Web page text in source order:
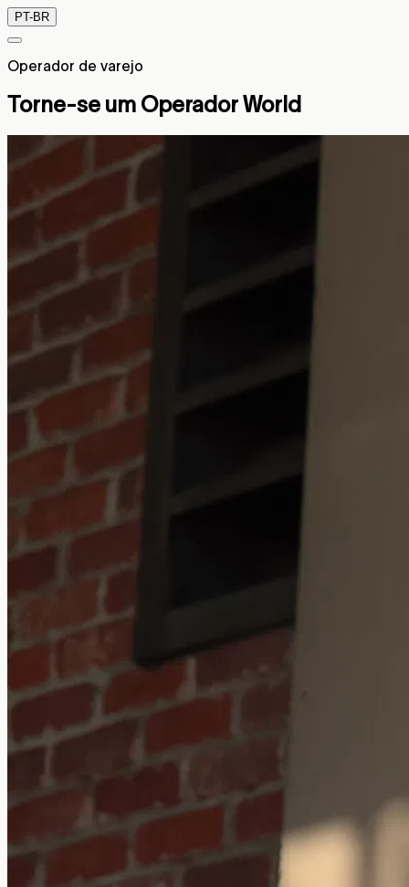
PT-BR
Operador de varejo
Torne-se um Operador World